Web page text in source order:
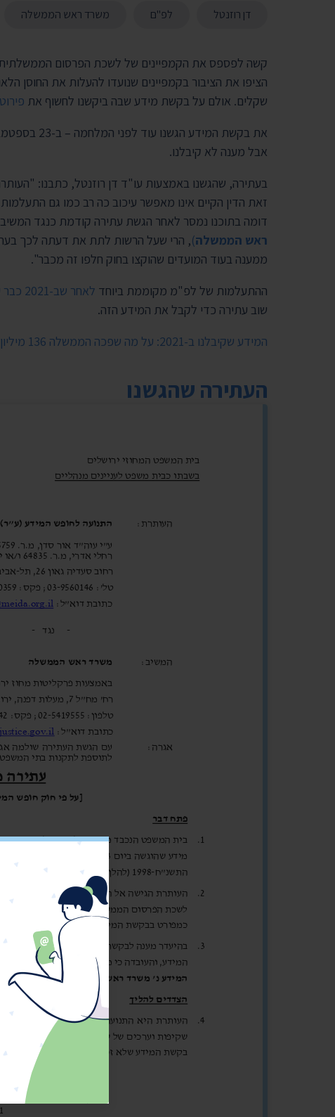
דן רוזנטל לפ"ם משרד ראש הממשלה
הציפו את הציבור בקמפיינים שנועדו להעלות את החוסן
שקלים. אולם על בקשת מידע שבה ביקשנו לחשוף את
אבל מענה לא קיבלנו.
בעתירה, שהגשנו באמצעות עו"ד דן רוזנטל, כתבנו:
זאת הדין הקיים אינו מאפשר עיכוב כה רב כמו גם
דומה בתוכנו נמסר לאחר הגשת עתירה קודמת כנגד המשיב
ראש הממשלה), הרי שעל הרשות לתת את דעתה לכך
ממענה בעוד המועדים שהוקצו בחוק חלפו זה מכבר".
ההתעלמות של לפ"מ מקוממת ביוחד לאחר שב-2021 כבר עתרנו כדי לקבל את המידע.
שוב עתירה כדי לקבל את המידע הזה.
המידע שקיבלנו ב-2021: על מה שפכה הממשלה 136 מיליון שקל בקורונה
העתירה שהגשנו